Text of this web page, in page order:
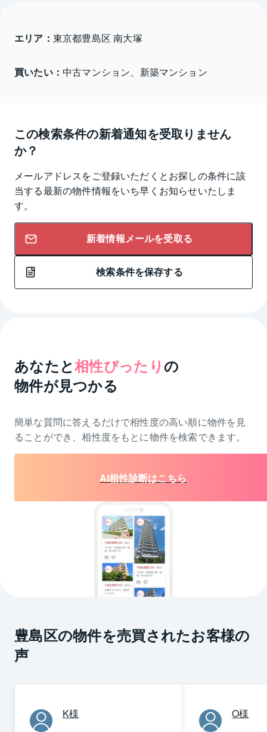
エリア： 東京都豊島区 南大塚
買いたい： 中古マンション、新築マンション
この検索条件の新着通知を受取りません
か？
メールアドレスをご登録いただくとお探しの条件に該
当する最新の物件情報をいち早くお知らせいたしま
す。
新着情報メールを受取る
検索条件を保存する
あなたと相性ぴったり の
物件が見つかる
簡単な質問に答えるだけで相性度の高い順に物件を 見
ることができ、相性度をもとに物件を検索できます。
AI相性診断はこちら
豊島区の物件を売買されたお客様の
声
K様 O様